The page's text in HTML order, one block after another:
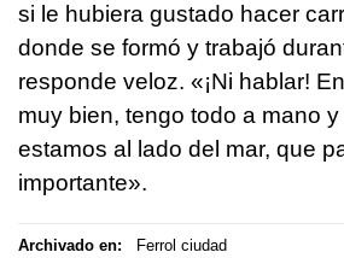
si le hubiera gustado hacer
donde se formó y trabajó
responde veloz. «¡Ni hablar!
muy bien, tengo todo a mano
estamos al lado del mar, que
importante».
Archivado en: Ferrol ciudad